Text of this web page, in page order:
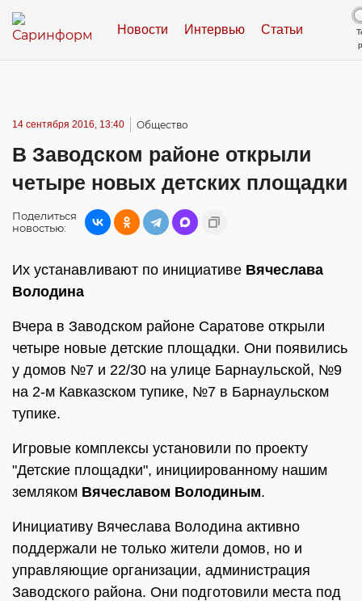
Новости Интервью Статьи
14 сентября 2016, 13:40 Общество
В Заводском районе открыли
четыре новых детских площадки
Поделиться
новостью:
Их устанавливают по инициативе Вячеслава
Володина
Вчера в Заводском районе Саратове открыли
четыре новые детские площадки. Они появились
у домов №7 и 22/30 на улице Барнаульской, №9
на 2-м Кавказском тупике, №7 в Барнаульском
тупике.
Игровые комплексы установили по проекту
"Детские площадки", инициированному нашим
земляком Вячеславом Володиным.
Инициативу Вячеслава Володина активно
поддержали не только жители домов, но и
управляющие организации, администрация
Заводского района. Они подготовили места под